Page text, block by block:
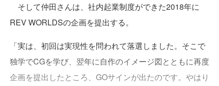
そして仲田さんは、社内起業制度ができた2018年に
REV WORLDSの企画を提出する。
「実は、初回は実現性を問われて落選しました。そこで
独学でCGを学び、翌年に自作のイメージ図とともに再度
企画を提出したところ、GOサインが出たのです。やはり